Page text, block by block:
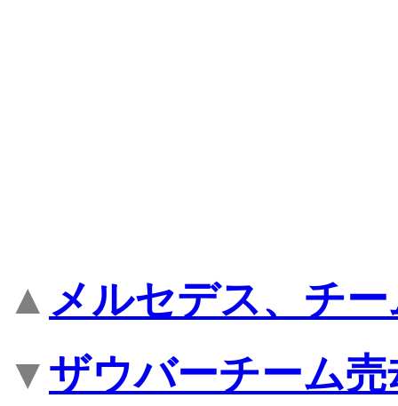
▲ メルセデス、チ
▼ ザウバーチーム